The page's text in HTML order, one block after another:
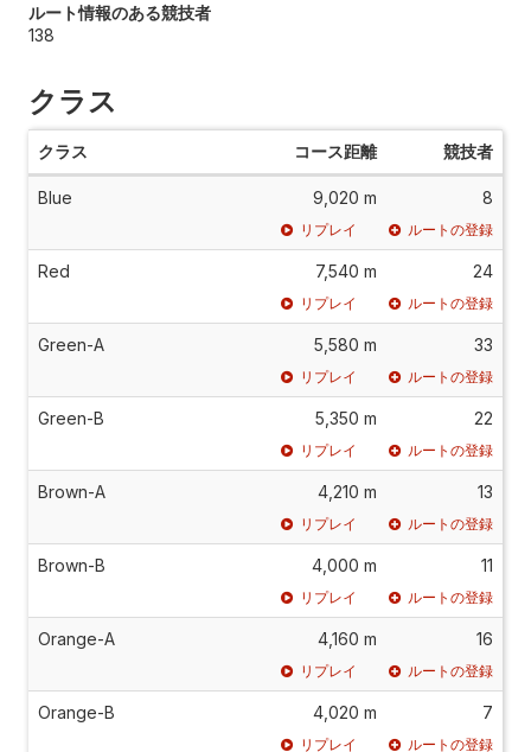
ルート情報のある競技者
138
クラス
クラス コース距離 競技者
Blue 9,020 m 8
リプレイ ルートの登録
Red 7,540 m 24
リプレイ ルートの登録
Green-A 5,580 m 33
リプレイ ルートの登録
Green-B 5,350 m 22
リプレイ ルートの登録
Brown-A 4,210 m 13
リプレイ ルートの登録
Brown-B 4,000 m 11
リプレイ ルートの登録
Orange-A 4,160 m 16
リプレイ ルートの登録
Orange-B 4,020 m 7
リプレイ ルートの登録